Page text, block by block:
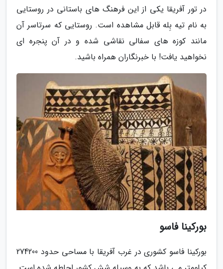
در تور آفریقا یکی از این فرهنگ های باستانی در روستایی
به نام تیه بِله قابل مشاهده است. روستایی که سرتاسر آن
مانند کوزه های سفالی نقاشی شده و در آن پنجره ای
نخواهید یافت! با خبرنگاران همراه باشید.
بورکینا فاسو
بورکینا فاسو کشوری در غرب آفریقا با مساحی حدود 274200